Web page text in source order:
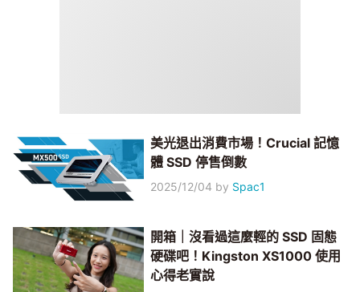
美光退出消費市場！Crucial 記憶
體 SSD 停售倒數
2025/12/04 by Spac1
開箱｜沒看過這麼輕的 SSD 固態
硬碟吧！Kingston XS1000 使用
心得老實說